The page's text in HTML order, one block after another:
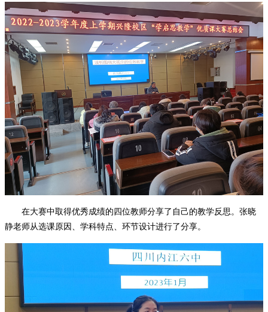
在大赛中取得优秀成绩的四位教师分享了自己的教学反思。张晓
静老师从选课原因、学科特点、环节设计进行了分享。